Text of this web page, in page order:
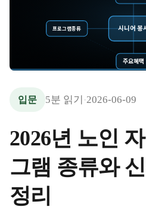
주요혜택
프로그램종류 시니어 봉
입문 5분 읽기 ·2026-06-09
2026년 노인
그램 종류와
정리